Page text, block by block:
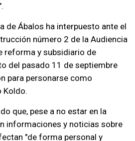
de Ábalos ha interpuesto ante el
número 2 de la Audiencia
reforma y subsidiario de
del pasado 11 de septiembre
para personarse como
Koldo.
que, pese a no estar en la
informaciones y noticias sobre
"de forma personal y